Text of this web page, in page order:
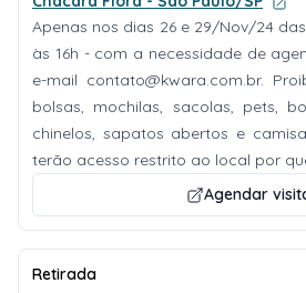
Apenas nos dias 26 e 29/Nov/24
às 16h - com a necessidade de
e-mail contato@kwara.com.br.
bolsas, mochilas, sacolas, pets,
chinelos, sapatos abertos e
terão acesso restrito ao local por
Agendar
Retirada